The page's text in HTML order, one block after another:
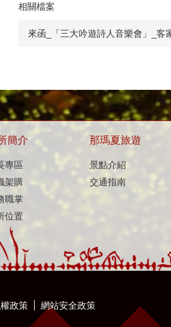
相關檔案
來函_「三大吟遊詩人音樂會」_客
簡介
專區
架購
職掌
位置
那瑪夏旅遊
景點介紹
交通指南
政策
網站安全政策